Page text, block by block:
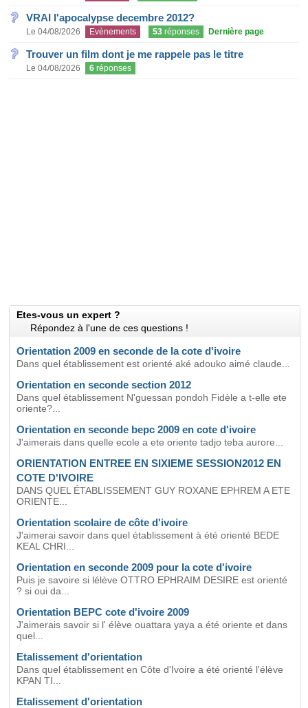
VRAI l'apocalypse decembre 2012?
Le 04/08/2026 Evènements 53 réponses Dernière page
Trouver un film dont je me rappele pas le titre
Le 04/08/2026 6 réponses
Etes-vous un expert ?
Répondez à l'une de ces questions !
Orientation 2009 en seconde de la cote d'ivoire
Dans quel établissement est orienté aké adouko aimé claude...
Orientation en seconde section 2012
Dans quel établissement N'guessan pondoh Fidèle a t-elle ete
oriente?...
Orientation en seconde bepc 2009 en cote d'ivoire
J'aimerais dans quelle ecole a ete oriente tadjo teba aurore...
ORIENTATION ENTREE EN SIXIEME SESSION2012 EN
COTE D'IVOIRE
DANS QUEL ÉTABLISSEMENT GUY ROXANE EPHREM A ETE
ORIENTE...
Orientation scolaire de côte d'ivoire
J'aimerai savoir dans quel établissement à été orienté BEDE
KEAL CHRI...
Orientation en seconde 2009 pour la cote d'ivoire
Puis je savoire si lélève OTTRO EPHRAIM DESIRE est orienté
? si oui da...
Orientation BEPC cote d'ivoire 2009
J'aimerais savoir si l' élève ouattara yaya a été oriente et dans
quel...
Etalissement d'orientation
Dans quel établissement en Côte d'Ivoire a été orienté l'élève
KPAN TI...
Etalissement d'orientation